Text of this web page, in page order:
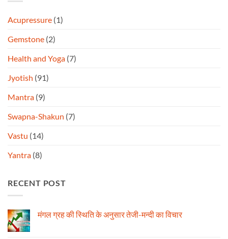
Acupressure (1)
Gemstone (2)
Health and Yoga (7)
Jyotish (91)
Mantra (9)
Swapna-Shakun (7)
Vastu (14)
Yantra (8)
RECENT POST
मंगल ग्रह की स्थिति के अनुसार तेजी-मन्दी का विचार